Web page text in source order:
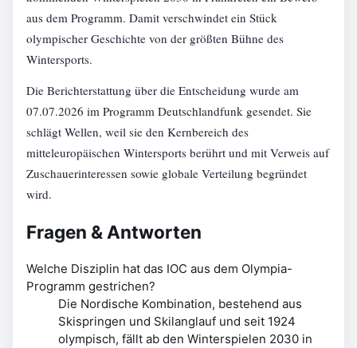
aus dem Programm. Damit verschwindet ein Stück
olympischer Geschichte von der größten Bühne des
Wintersports.
Die Berichterstattung über die Entscheidung wurde am
07.07.2026 im Programm Deutschlandfunk gesendet. Sie
schlägt Wellen, weil sie den Kernbereich des
mitteleuropäischen Wintersports berührt und mit Verweis auf
Zuschauerinteressen sowie globale Verteilung begründet
wird.
Fragen & Antworten
Welche Disziplin hat das IOC aus dem Olympia-
Programm gestrichen?
Die Nordische Kombination, bestehend aus
Skispringen und Skilanglauf und seit 1924
olympisch, fällt ab den Winterspielen 2030 in